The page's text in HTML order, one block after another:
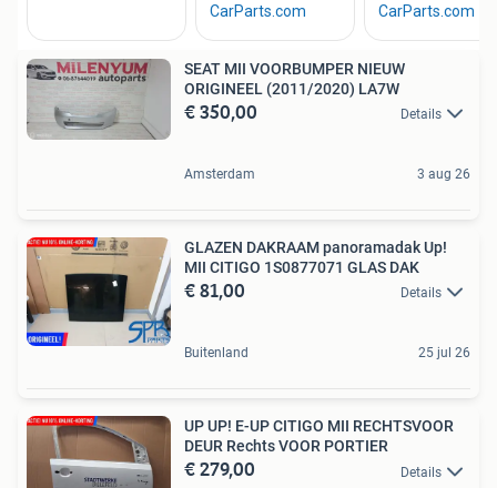
SEAT MII VOORBUMPER NIEUW
ORIGINEEL (2011/2020) LA7W
€ 350,00 Details
Amsterdam 3 aug 26
GLAZEN DAKRAAM panoramadak Up!
MII CITIGO 1S0877071 GLAS DAK
€ 81,00 Details
Buitenland 25 jul 26
UP UP! E-UP CITIGO MII RECHTSVOOR
DEUR Rechts VOOR PORTIER
€ 279,00 Details